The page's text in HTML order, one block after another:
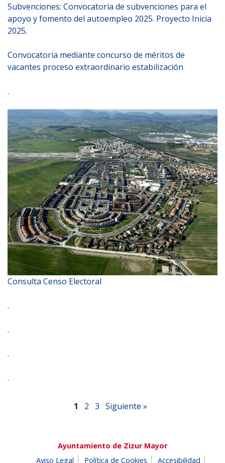
Subvenciones: Convocatoria de subvenciones para el
apoyo y fomento del autoempleo 2025. Proyecto Inicia
2025.
Convocatoria mediante concurso de méritos de
vacantes proceso extraordinario estabilización
.
Consulta Censo Electoral
.
.
.
.
1 2 3 Siguiente »
Ayuntamiento de Zizur Mayor
Aviso Legal
Política de Cookies Accesibilidad